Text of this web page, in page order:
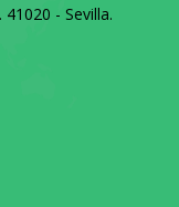
- Sevilla.